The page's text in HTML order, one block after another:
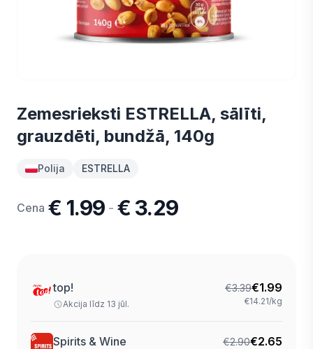
Zemesrieksti ESTRELLA, sālīti,
grauzdēti, bundžā, 140g
Polija ESTRELLA
Cena € 1.99 - € 3.29
top!
Akcija līdz 13 jūl.
€3.39€1.99
€14.21/kg
Spirits & Wine €2.90€2.65